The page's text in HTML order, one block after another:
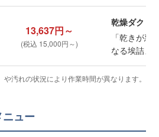
13,637円～
(税込 15,000円～)
乾燥ダクト
「乾きが悪
なる埃詰ま
汚れの状況により作業時間が異なります。
ュー